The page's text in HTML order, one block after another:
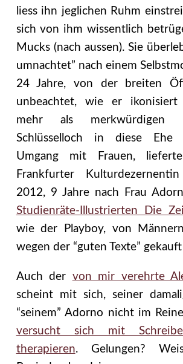
liess ihn jeglichen Ruhm
sich von ihm wissentlich
Mucks (nach aussen). Sie
umnachtet” nach einem
24 Jahre, von der breiten
unbeachtet, wie er ikonisiert
mehr als merkwürdigen
Schlüsselloch in diese Ehe
Umgang mit Frauen,
Frankfurter
2012, 9 Jahre nach Frau
Studienräte-Illustrierten Die
wie der Playboy, von
wegen der “guten Texte”
Auch der von mir verehrte
scheint mit sich, seiner
“seinem” Adorno nicht im
versucht sich mit
therapieren. Gelungen?